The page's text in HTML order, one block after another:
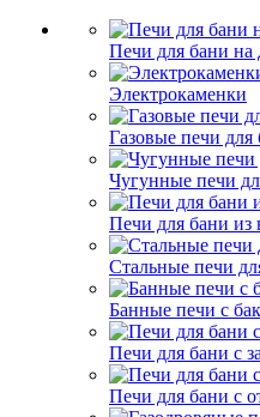
Печи для бани на
Электрокаменки
Газовые печи для
Чугунные печи
Печи для бани из
Стальные печи
Банные печи с
Печи для бани с
Печи для бани с